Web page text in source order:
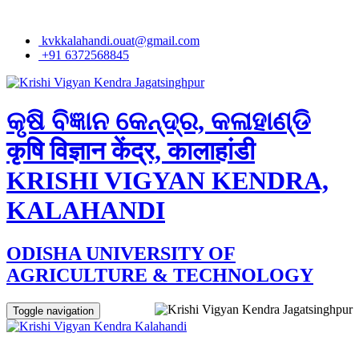
kvkkalahandi.ouat@gmail.com
+91 6372568845
କୃଷି ବିଜ୍ଞାନ କେନ୍ଦ୍ର, କଳାହାଣ୍ଡି
कृषि विज्ञान केंद्र, कालाहांडी
KRISHI VIGYAN KENDRA,
KALAHANDI
ODISHA UNIVERSITY OF
AGRICULTURE & TECHNOLOGY
Toggle navigation